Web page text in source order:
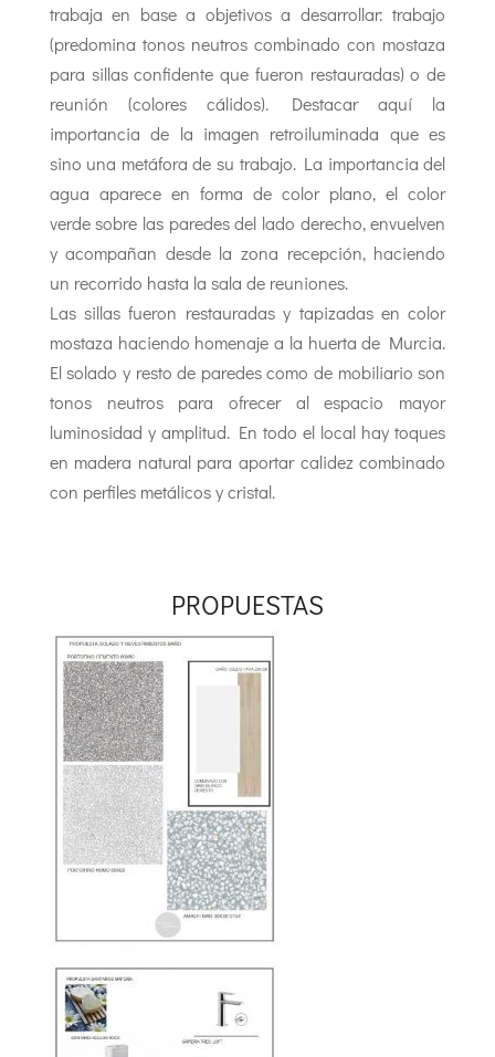
trabaja en base a objetivos a desarrollar: trabajo
(predomina tonos neutros combinado con mostaza
para sillas confidente que fueron restauradas) o de
reunión (colores cálidos). Destacar aquí la
importancia de la imagen retroiluminada que es
sino una metáfora de su trabajo. La importancia del
agua aparece en forma de color plano, el color
verde sobre las paredes del lado derecho, envuelven
y acompañan desde la zona recepción, haciendo
un recorrido hasta la sala de reuniones.
Las sillas fueron restauradas y tapizadas en color
mostaza haciendo homenaje a la huerta de Murcia.
El solado y resto de paredes como de mobiliario son
tonos neutros para ofrecer al espacio mayor
luminosidad y amplitud. En todo el local hay toques
en madera natural para aportar calidez combinado
con perfiles metálicos y cristal.
PROPUESTAS